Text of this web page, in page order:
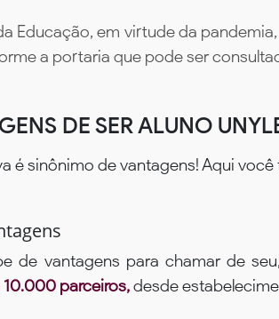
Educação, em virtude da
a portaria que pode ser
DE SER ALUNO
é sinônimo de vantagens! Aqui você
de vantagens para chamar de
10.000 parceiros,desde